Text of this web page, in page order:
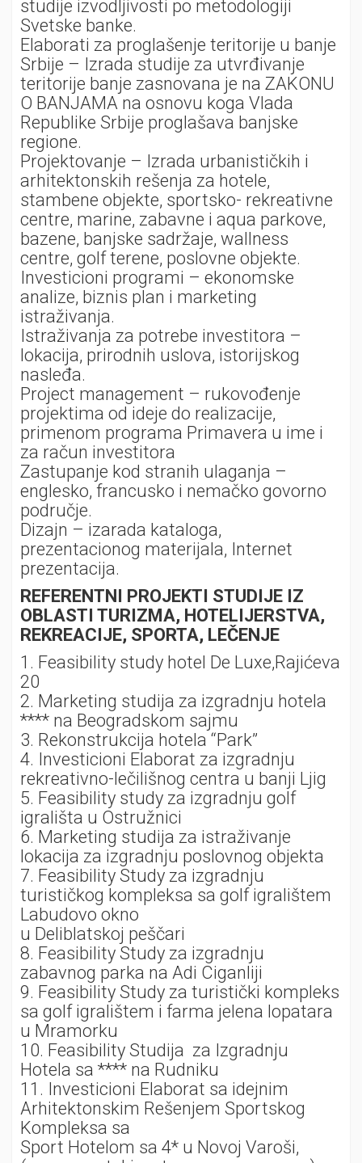
studije izvodljivosti po metodologiji
Svetske banke.
Elaborati za proglašenje teritorije u banje
Srbije – Izrada studije za utvrđivanje
teritorije banje zasnovana je na ZAKONU
O BANJAMA na osnovu koga Vlada
Republike Srbije proglašava banjske
regione.
Projektovanje – Izrada urbanističkih i
arhitektonskih rešenja za hotele,
stambene objekte, sportsko- rekreativne
centre, marine, zabavne i aqua parkove,
bazene, banjske sadržaje, wallness
centre, golf terene, poslovne objekte.
Investicioni programi – ekonomske
analize, biznis plan i marketing
istraživanja.
Istraživanja za potrebe investitora –
lokacija, prirodnih uslova, istorijskog
nasleđa.
Project management – rukovođenje
projektima od ideje do realizacije,
primenom programa Primavera u ime i
za račun investitora
Zastupanje kod stranih ulaganja –
englesko, francusko i nemačko govorno
područje.
Dizajn – izarada kataloga,
prezentacionog materijala, Internet
prezentacija.
REFERENTNI PROJEKTI STUDIJE IZ
OBLASTI TURIZMA, HOTELIJERSTVA,
REKREACIJE, SPORTA, LEČENJE
1. Feasibility study hotel De Luxe,Rajićeva
20
2. Marketing studija za izgradnju hotela
**** na Beogradskom sajmu
3. Rekonstrukcija hotela “Park”
4. Investicioni Elaborat za izgradnju
rekreativno-lečilišnog centra u banji Ljig
5. Feasibility study za izgradnju golf
igrališta u Ostružnici
6. Marketing studija za istraživanje
lokacija za izgradnju poslovnog objekta
7. Feasibility Study za izgradnju
turističkog kompleksa sa golf igralištem
Labudovo okno
u Deliblatskoj peščari
8. Feasibility Study za izgradnju
zabavnog parka na Adi Ciganliji
9. Feasibility Study za turistički kompleks
sa golf igralištem i farma jelena lopatara
u Mramorku
10. Feasibility Studija za Izgradnju
Hotela sa **** na Rudniku
11. Investicioni Elaborat sa idejnim
Arhitektonskim Rešenjem Sportskog
Kompleksa sa
Sport Hotelom sa 4* u Novoj Varoši,